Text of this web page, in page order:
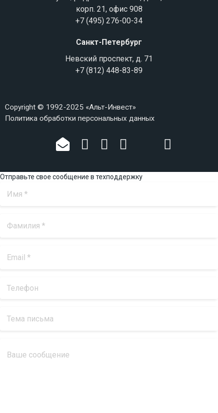
корп. 21, офис 908
+7 (495) 276-00-34
Санкт-Петербург
Невский проспект, д. 71
+7 (812) 448-83-89
Copyright © 1992-2025 «Альт-Инвест»
Политика обработки персональных данных
Отправьте свое сообщение в техподдержку